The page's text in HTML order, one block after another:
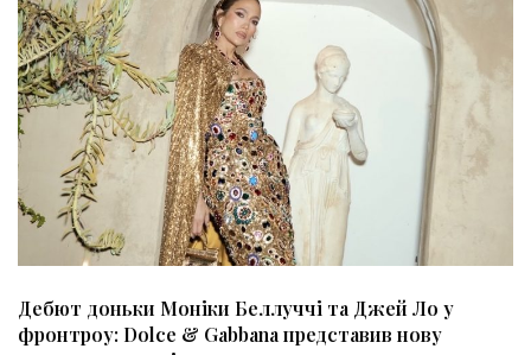
Дебют доньки Моніки Беллуччі та Джей Ло у
фронтроу: Dolce & Gabbana представив нову